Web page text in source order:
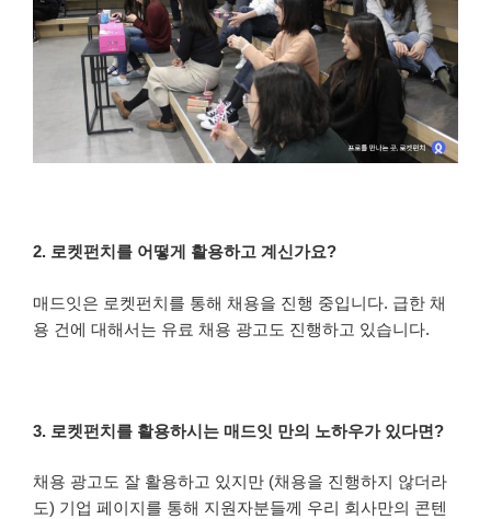
2. 로켓펀치를 어떻게 활용하고 계신가요?
매드잇은 로켓펀치를 통해 채용을 진행 중입니다. 급한 채
용 건에 대해서는 유료 채용 광고도 진행하고 있습니다.
3. 로켓펀치를 활용하시는 매드잇 만의 노하우가 있다면?
채용 광고도 잘 활용하고 있지만 (채용을 진행하지 않더라
도) 기업 페이지를 통해 지원자분들께 우리 회사만의 콘텐